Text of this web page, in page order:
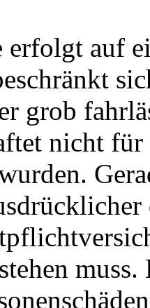
erfolgt auf
grob
nicht